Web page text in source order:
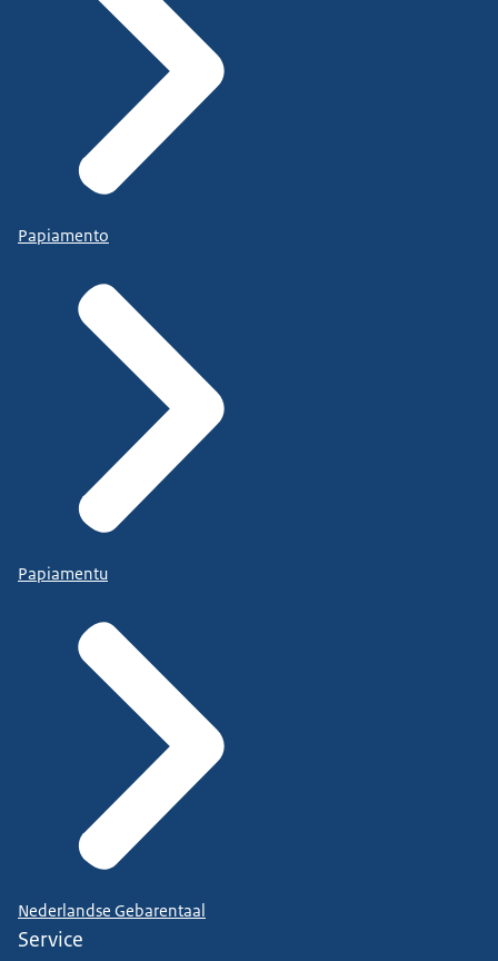
Papiamento
Papiamentu
Nederlandse Gebarentaal
Service